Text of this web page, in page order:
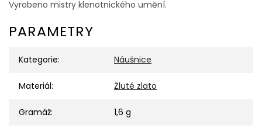
Vyrobeno mistry klenotnického umění.
PARAMETRY
Kategorie: Náušnice
Materiál: Žluté zlato
Gramáž: 1,6 g